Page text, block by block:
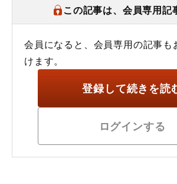
この記事は、会員専用記
会員になると、会員専用の記事も
けます。
登録して続きを読
ログインする